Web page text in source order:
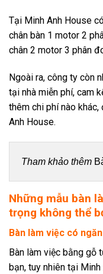
Tại Minh Anh House
chân bàn 1 motor 2
chân 2 motor 3 phân
Ngoài ra, công ty còn
tại nhà miễn phí, cam
thêm chi phí nào
Anh House.
Tham khảo thêm
Những mẫu bàn
trọng không thể
Bàn làm việc có
Bàn làm việc bằng gỗ
bạn, tuy nhiên tại